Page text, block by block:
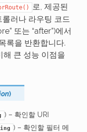
로, 제공된
러나 라우팅 코드
또는 “after”)에서
록을 반환합니다.
해 큰 성능 이점을
)
) – 확인할 URI
) – 확인할 필터 메